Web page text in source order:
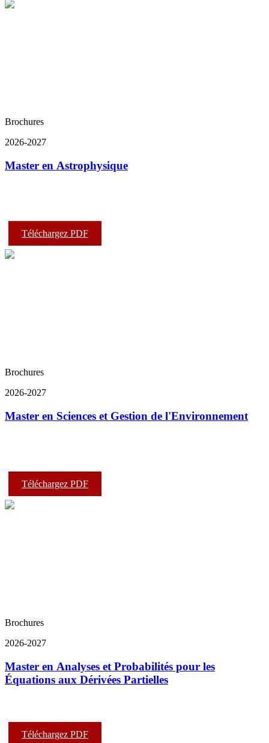
Brochures
2026-2027
Master en Astrophysique
Téléchargez PDF
Brochures
2026-2027
Master en Sciences et Gestion de l'Environnement
Téléchargez PDF
Brochures
2026-2027
Master en Analyses et Probabilités pour les
Équations aux Dérivées Partielles
Téléchargez PDF